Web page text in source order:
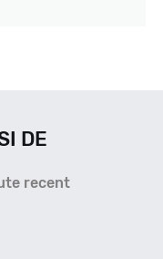
DE
recent